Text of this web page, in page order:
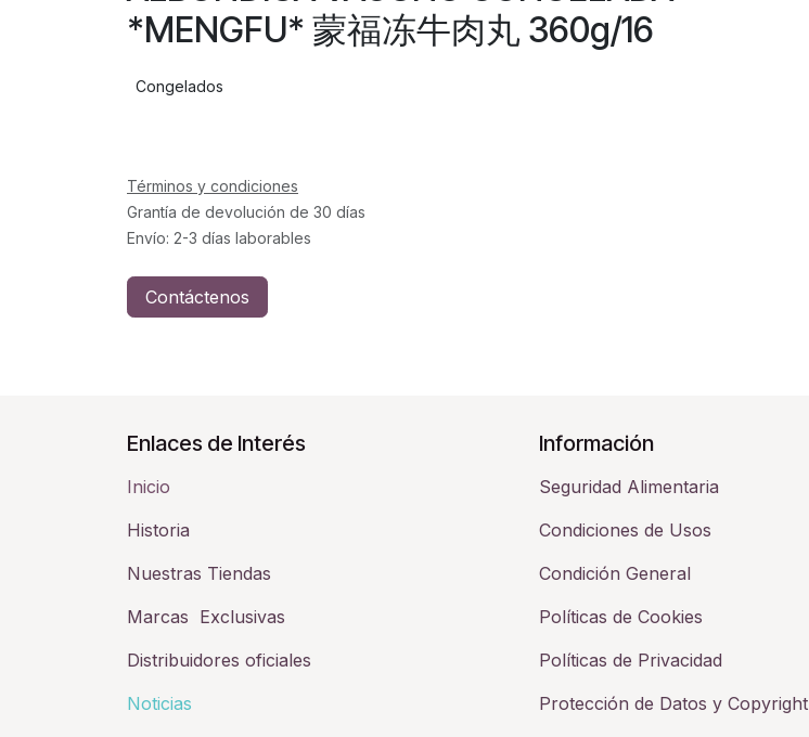
*MENGFU* 蒙福冻牛肉丸 360g/16
Congelados
Términos y condiciones
Grantía de devolución de 30 días
Envío: 2-3 días laborables
Contáctenos
Enlaces de Interés
Inicio
Historia​
Nuestras Tiendas
Marcas Exclusivas
Distribuidores oficiales
Noticias
Información
Seguridad Alimentaria
Condiciones de Usos
Condición General
Políticas de Cookies
Políticas de Privacidad
Protección de Datos y Copyright